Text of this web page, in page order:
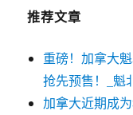
推荐文章
重磅！加拿大
抢先预售！_魁
加拿大近期成